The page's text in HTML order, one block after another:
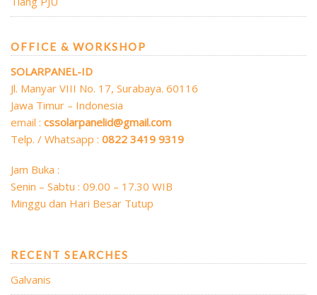
OFFICE & WORKSHOP
SOLARPANEL-ID
Jl. Manyar VIII No. 17, Surabaya. 60116
Jawa Timur – Indonesia
email : cssolarpanelid@gmail.com
Telp. / Whatsapp : 0822 3419 9319
Jam Buka :
Senin – Sabtu : 09.00 – 17.30 WIB
Minggu dan Hari Besar Tutup
RECENT SEARCHES
Galvanis